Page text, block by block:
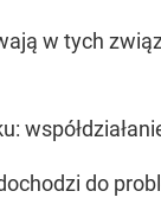
w tych
do